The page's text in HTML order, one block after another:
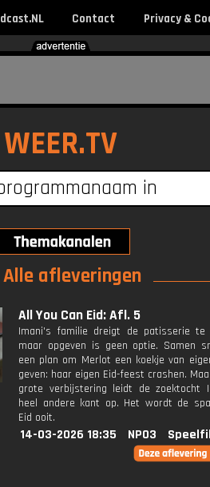
Contact Privacy &
WEER.TV
Alle afleveringen
All You Can Eid: Afl. 5
Imani's familie dreigt de patisserie te
maar opgeven is geen optie. Samen
een plan om Merlot een koekje van
geven: haar eigen Eid-feest crashen.
grote verbijstering leidt de zoektocht
heel andere kant op. Het wordt de
Eid ooit.
14-03-2026 18:35 NPO3